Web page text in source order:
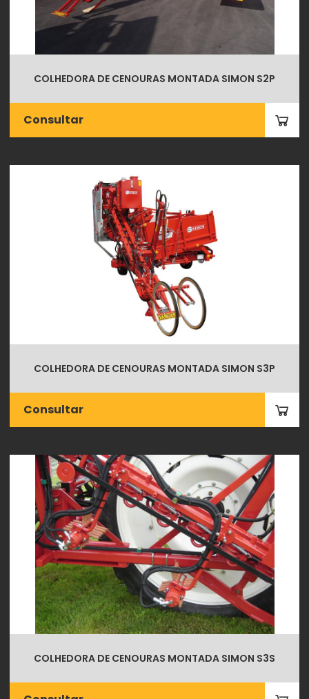
COLHEDORA DE CENOURAS MONTADA SIMON S2P
Consultar
COLHEDORA DE CENOURAS MONTADA SIMON S3P
Consultar
COLHEDORA DE CENOURAS MONTADA SIMON S3S